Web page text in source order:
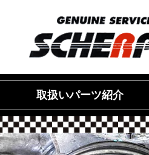
取扱いパーツ紹介